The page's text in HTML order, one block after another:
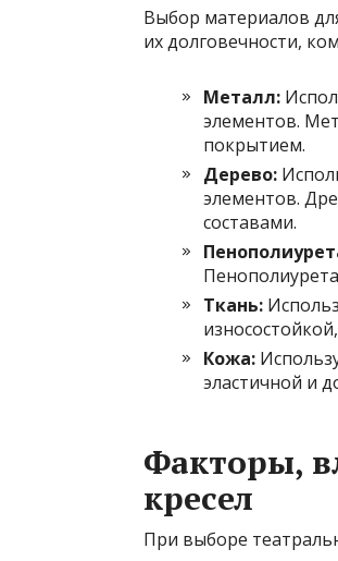
Выбор материалов
их долговечности,
Металл:
элементов.
покрытием.
Дерево:
элементов.
составами.
Ткань:
Кожа:
эластичной и
Факторы,
кресел
При выборе